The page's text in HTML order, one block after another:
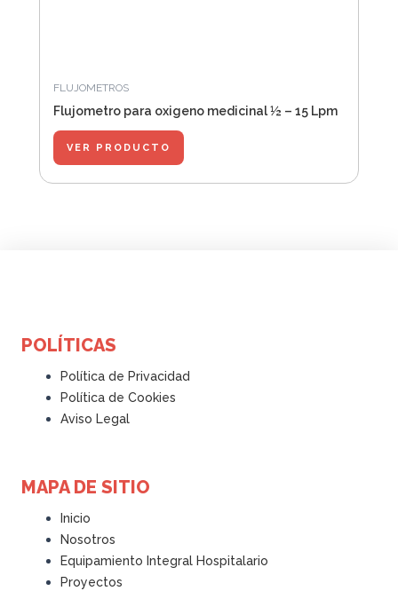
FLUJOMETROS
Flujometro para oxigeno medicinal ½ – 15 Lpm
VER PRODUCTO
POLÍTICAS
Política de Privacidad
Política de Cookies
Aviso Legal
MAPA DE SITIO
Inicio
Nosotros
Equipamiento Integral Hospitalario
Proyectos